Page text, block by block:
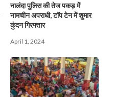
नालंदा पुलिस की तेज पकड़ में
नामचीन अपराधी, टाॅप टेन में शुमार
कुंदन गिरफ्तार
April 1, 2024